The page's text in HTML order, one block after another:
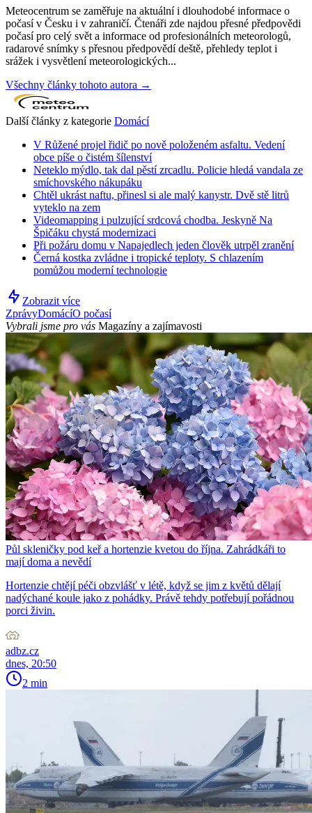
Meteocentrum se zaměřuje na aktuální i dlouhodobé informace o
počasí v Česku i v zahraničí. Čtenáři zde najdou přesné předpovědi
počasí pro celý svět a informace od profesionálních meteorologů,
radarové snímky s přesnou předpovědí deště, přehledy teplot i
srážek i vysvětlení meteorologických...
Všechny články tohoto autora →
Další články z kategorie Domácí
V Růžené projel řidič po nově položeném asfaltu. Vedení
obce píše o čistém šílenství
Neteklo mýdlo, tak dal pěstí zrcadlu. Policie hledá vandala ze
smíchovského nákupáku
Chtěl ukrást naftu, přinesl si ale malý kanystr. Dvě stě litrů
vyteklo na zem
Videomapping i pulzující srdcová chodba. Jeskyně Na
Špičáku chystá modernizaci
Při požáru domu v Napajedlech jeden člověk utrpěl zranění
Černá kostka zvládne i tropické teploty. S chlazením
pomůžou moderní technologie
Zobrazit více
ZprávyDomácíO počasí
Vybrali jsme pro vás Magazíny a zajímavosti
Půl skleničky pod keř a hortenzie kvetou do října. Zahrádkáři to
mají doma a nevědí
Hortenzie chtějí péči obzvlášť v létě, když se jim z květů dělají
nadýchané koule jako z pohádky. Právě tehdy potřebují pořádnou
porci živin.
adbz.cz
dnes, 20:50
2 min